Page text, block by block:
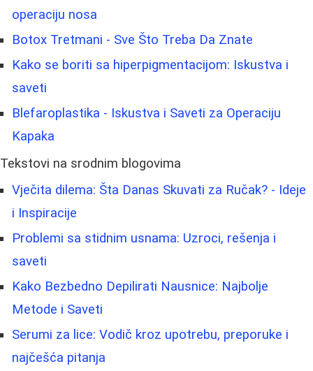
operaciju nosa
Botox Tretmani - Sve Što Treba Da Znate
Kako se boriti sa hiperpigmentacijom: Iskustva i
saveti
Blefaroplastika - Iskustva i Saveti za Operaciju
Kapaka
Tekstovi na srodnim blogovima
Vječita dilema: Šta Danas Skuvati za Ručak? - Ideje
i Inspiracije
Problemi sa stidnim usnama: Uzroci, rešenja i
saveti
Kako Bezbedno Depilirati Nausnice: Najbolje
Metode i Saveti
Serumi za lice: Vodič kroz upotrebu, preporuke i
najčešća pitanja